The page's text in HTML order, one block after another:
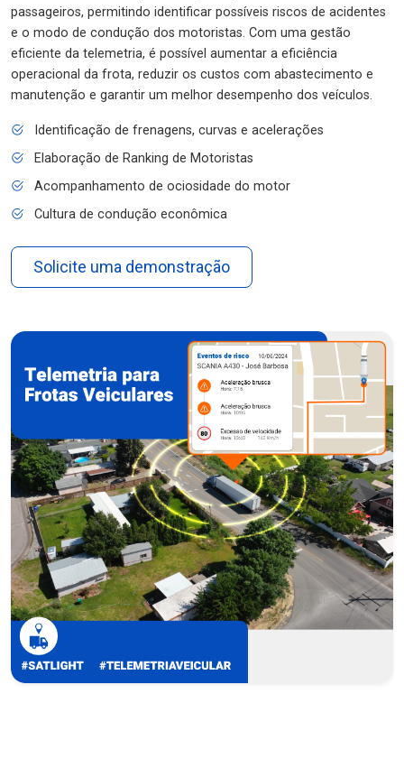
passageiros, permitindo identificar possíveis riscos de acidentes
e o modo de condução dos motoristas. Com uma gestão
eficiente da telemetria, é possível aumentar a eficiência
operacional da frota, reduzir os custos com abastecimento e
manutenção e garantir um melhor desempenho dos veículos.
Identificação de frenagens, curvas e acelerações
Elaboração de Ranking de Motoristas
Acompanhamento de ociosidade do motor
Cultura de condução econômica
Solicite uma demonstração